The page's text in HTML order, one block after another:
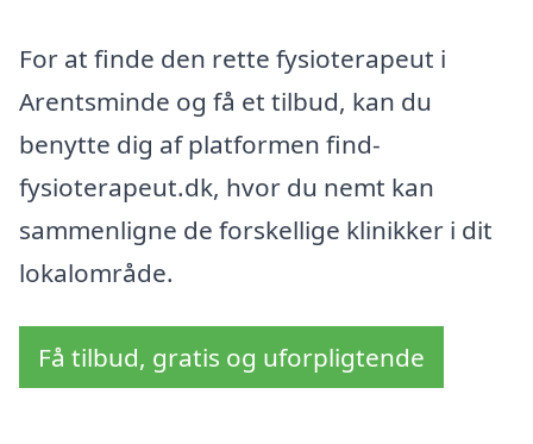
For at finde den rette fysioterapeut i
Arentsminde og få et tilbud, kan du
benytte dig af platformen find-
fysioterapeut.dk, hvor du nemt kan
sammenligne de forskellige klinikker i dit
lokalområde.
Få tilbud, gratis og uforpligtende